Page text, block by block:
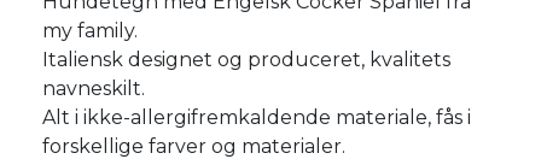
my family.
Italiensk designet og produceret, kvalitets
navneskilt.
Alt i ikke-allergifremkaldende materiale, fås i
forskellige farver og materialer.